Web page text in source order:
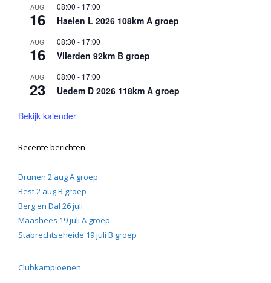
AUG
16
08:00 - 17:00
Haelen L 2026 108km A groep
AUG
16
08:30 - 17:00
Vlierden 92km B groep
AUG
23
08:00 - 17:00
Uedem D 2026 118km A groep
Bekijk kalender
Recente berichten
Drunen 2 aug A groep
Best 2 aug B groep
Berg en Dal 26 juli
Maashees 19 juli A groep
Stabrechtseheide 19 juli B groep
Clubkampioenen